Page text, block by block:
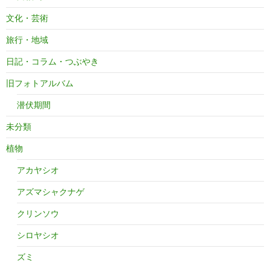
文化・芸術
旅行・地域
日記・コラム・つぶやき
旧フォトアルバム
潜伏期間
未分類
植物
アカヤシオ
アズマシャクナゲ
クリンソウ
シロヤシオ
ズミ